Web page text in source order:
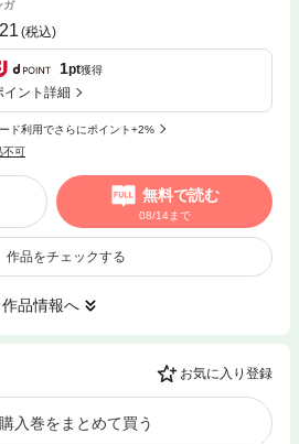
ガ
(税込)
1pt獲得
イント詳細
ド利用でさらにポイント+2%
不可
無料で読む
08/14まで
作品をチェックする
作品情報へ
お気に入り登録
入巻をまとめて買う